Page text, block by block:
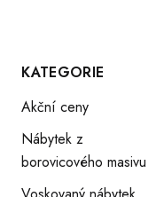
KATEGORIE
Akční ceny
Nábytek z
borovicového masivu